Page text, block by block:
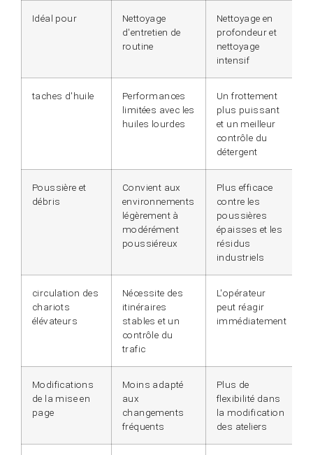
Idéal pour
Nettoyage
d'entretien de
routine
Nettoyage en
profondeur et
nettoyage
intensif
taches d'huile
Performances
limitées avec les
huiles lourdes
Un frottement
plus puissant
et un meilleur
contrôle du
détergent
Poussière et
débris
Convient aux
environnements
légèrement à
modérément
poussiéreux
Plus efficace
contre les
poussières
épaisses et les
résidus
industriels
circulation des
chariots
élévateurs
Nécessite des
itinéraires
stables et un
contrôle du
trafic
L'opérateur
peut réagir
immédiatement
Modifications
de la mise en
page
Moins adapté
aux
changements
fréquents
Plus de
flexibilité dans
la modification
des ateliers